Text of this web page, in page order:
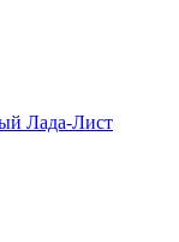
Лада-Лист